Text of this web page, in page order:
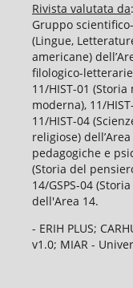
Rivista valutata da
Gruppo
(Lingue,
americane)
filologico-
11/HIST-01 (Storia
moderna), 11/
11/HIST-04
religiose)
pedagogiche e
(Storia del
14/GSPS-04
dell'Area 14.
- ERIH PLUS;
v1.0; MIAR -